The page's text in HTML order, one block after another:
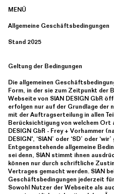
MENÜ
Allgemeine Geschäftsbedingungen
Stand 2025
Geltung der Bedingungen
Die allgemeinen
Form, in der sie zum Zeitpunkt der
Webseite von SIAN DESIGN GbR
erfolgen nur auf der Grundlage der
mit der Auftragserteilung in allen
Berücksichtigung von welchem Ort
DESIGN GbR - Frey + Vorhammer
DESIGN', ‘SIAN’ oder ‘SD’ oder
Entgegenstehende allgemeine
sei denn, SIAN stimmt ihnen
können nur durch schriftliche
Vertrages gemacht werden. SIAN
Geschäftsbedingungen jederzeit
Sowohl Nutzer der Webseite als